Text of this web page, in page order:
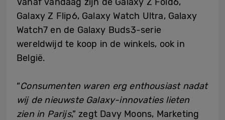
Galaxy Z Flip6, Galaxy Watch Ultra, Galaxy
Watch7 en de Galaxy Buds3-serie
wereldwijd te koop in de winkels, ook in
België.
“Consumenten waren erg enthousiast nadat
wij de nieuwste Galaxy-innovaties lieten
zien in Parijs,” zegt Davy Moons, Marketing